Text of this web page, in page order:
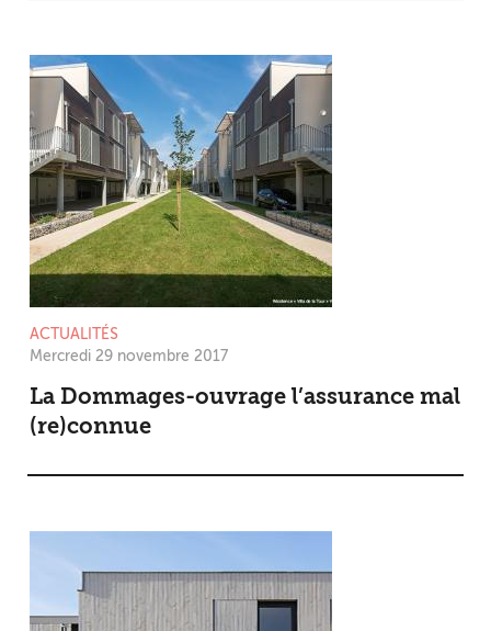
ACTUALITÉS
Mercredi 29 novembre 2017
La Dommages-ouvrage l’assurance mal
(re)connue